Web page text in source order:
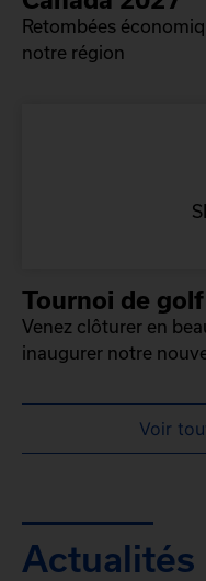
Retombées
notre région
Tournoi de
Venez clôturer en
inaugurer notre
Voir
Actualités